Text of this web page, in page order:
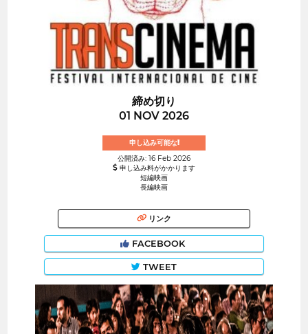
締め切り
01 NOV 2026
申し込み可能な!
公開済み: 16 Feb 2026
申し込み料がかかります
短編映画
長編映画
リンク
FACEBOOK
TWEET